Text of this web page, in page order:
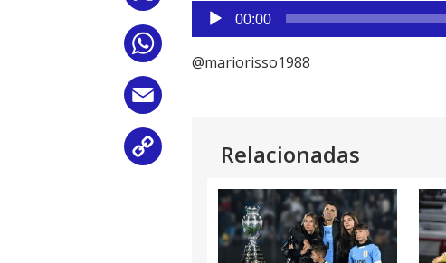
Reproductor
de
audio
00:00
@mariorisso1988
Relacionadas